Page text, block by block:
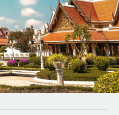
in bestehende Abläufe
für dein Team
um Teams zu
und Großunternehmen